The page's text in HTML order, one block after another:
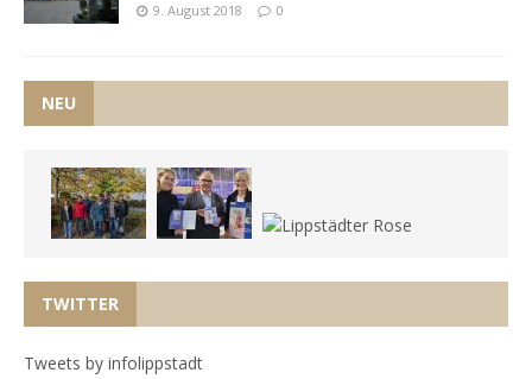
9. August 2018 0
NEU
TWITTER
Tweets by infolippstadt